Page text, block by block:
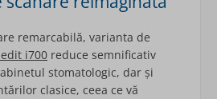
remarcabilă, varianta de
i700 reduce semnificativ
stomatologic, dar și
clasice, ceea ce vă